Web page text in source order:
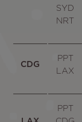
SYD
NRT
CDG
PPT
LAX
PPT